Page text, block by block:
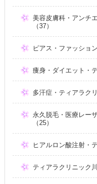
美容皮膚科・アンチ
（37）
ピアス・ファッショ
痩身・ダイエット・
多汗症・ティアラク
永久脱毛・医療レー
（25）
ヒアルロン酸注射・
ティアラクリニック